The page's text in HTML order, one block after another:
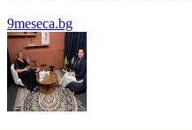
9meseca.bg